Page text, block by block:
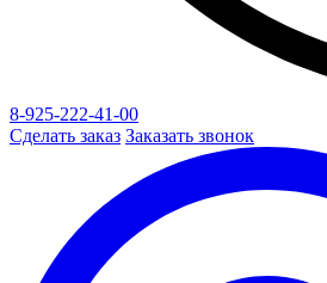
8-925-222-41-00
Сделать заказ Заказать звонок